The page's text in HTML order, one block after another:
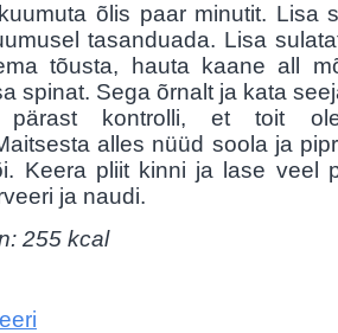
õlis paar minutit. Lisa
tasanduada. Lisa
tõusta, hauta kaane all
spinat. Sega õrnalt ja kata
pärast kontrolli, et toit
alles nüüd soola ja
Keera pliit kinni ja lase veel
ja naudi.
255 kcal